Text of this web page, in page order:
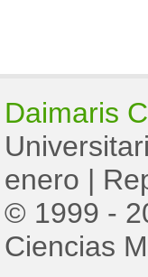
Daimaris
enero |
© 1999 -
Ciencias